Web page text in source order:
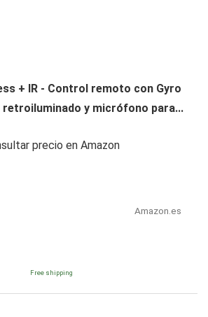
+ IR - Control remoto con Gyro
retroiluminado y micrófono para...
precio en Amazon
Amazon.es
Free shipping